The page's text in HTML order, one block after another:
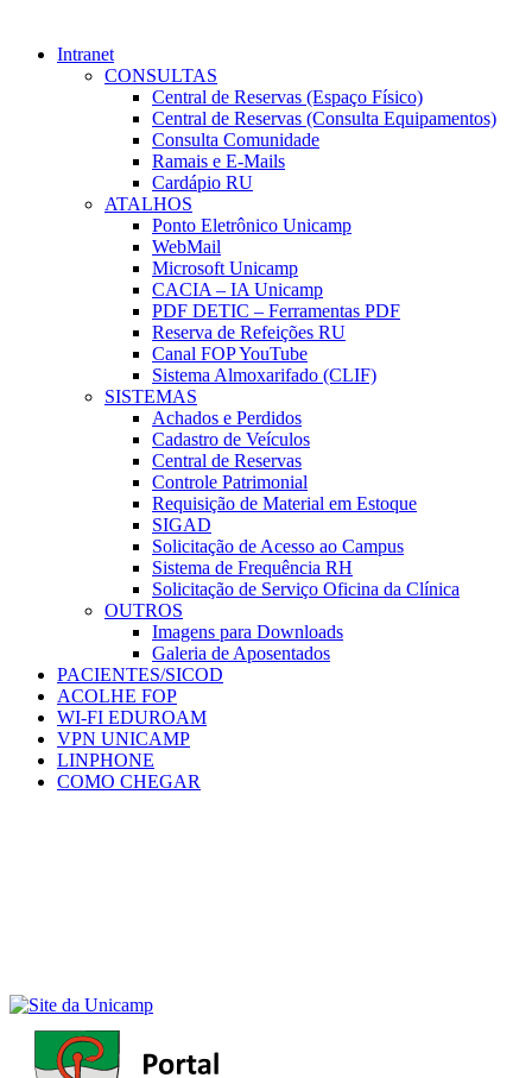
Intranet
CONSULTAS
Central de Reservas (Espaço Físico)
Central de Reservas (Consulta Equipamentos)
Consulta Comunidade
Ramais e E-Mails
Cardápio RU
ATALHOS
Ponto Eletrônico Unicamp
WebMail
Microsoft Unicamp
CACIA – IA Unicamp
PDF DETIC – Ferramentas PDF
Reserva de Refeições RU
Canal FOP YouTube
Sistema Almoxarifado (CLIF)
SISTEMAS
Achados e Perdidos
Cadastro de Veículos
Central de Reservas
Controle Patrimonial
Requisição de Material em Estoque
SIGAD
Solicitação de Acesso ao Campus
Sistema de Frequência RH
Solicitação de Serviço Oficina da Clínica
OUTROS
Imagens para Downloads
Galeria de Aposentados
PACIENTES/SICOD
ACOLHE FOP
WI-FI EDUROAM
VPN UNICAMP
LINPHONE
COMO CHEGAR